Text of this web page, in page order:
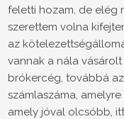
feletti hozam, de elég
szerettem volna
az
vannak a nála
brókercég, továbbá
számlaszáma,
amely jóval olcsóbb,